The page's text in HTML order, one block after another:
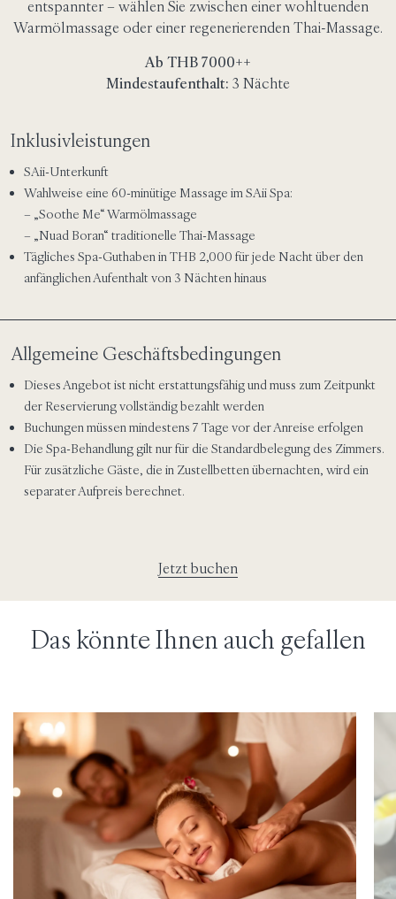
entspannter – wählen Sie zwischen einer wohltuenden
Warmölmassage oder einer regenerierenden Thai-Massage.
Ab THB 7000++
Mindestaufenthalt: 3 Nächte
Inklusivleistungen
SAii-Unterkunft
Wahlweise eine 60-minütige Massage im SAii Spa:
– „Soothe Me“ Warmölmassage
– „Nuad Boran“ traditionelle Thai-Massage
Tägliches Spa-Guthaben in THB 2,000 für jede Nacht über den
anfänglichen Aufenthalt von 3 Nächten hinaus
Allgemeine Geschäftsbedingungen
Dieses Angebot ist nicht erstattungsfähig und muss zum Zeitpunkt
der Reservierung vollständig bezahlt werden
Buchungen müssen mindestens 7 Tage vor der Anreise erfolgen
Die Spa-Behandlung gilt nur für die Standardbelegung des Zimmers.
Für zusätzliche Gäste, die in Zustellbetten übernachten, wird ein
separater Aufpreis berechnet.
Jetzt buchen
Das könnte Ihnen auch gefallen